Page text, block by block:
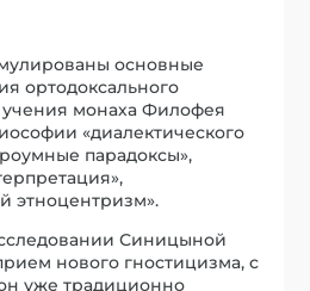
основные
ортодоксального
учения монаха Филофея
«диалектического
парадоксы»,
этноцентризм».
Синицыной
нового гностицизма, с
уже традиционно